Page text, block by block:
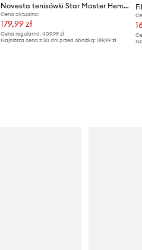
Novesta tenisówki Star Master Hemp
Cena aktualna:
179,99 zł
Cena regularna:409,99 zł
Najniższa cena z 30 dni przed obniżką:189,99 zł